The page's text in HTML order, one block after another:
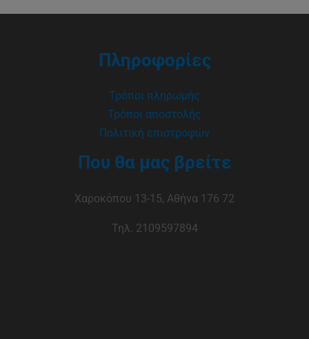
Πληροφορίες
Τρόποι πληρωμής
Τρόποι αποστολής
Πολιτική επιστροφών
Που θα μας βρείτε
Χαροκόπου 13-15, Αθήνα 176 72
Τηλ. 2109597894